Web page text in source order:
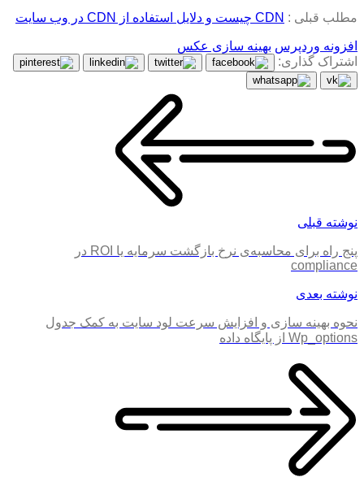
مطلب قبلی : CDN چیست و دلایل استفاده از CDN در وب سایت
افزونه وردپرس بهینه سازی عکس
اشتراک گذاری:
نوشته قبلی
پنج راه برای محاسبه‌ی نرخ بازگشت سرمایه یا ROI در
compliance
نوشته بعدی
نحوه بهینه سازی و افزایش سرعت لود سایت به کمک جدول
Wp_options از پایگاه داده